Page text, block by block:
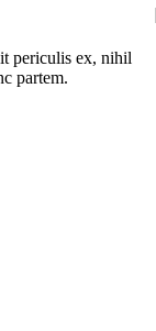
periculis ex, nihil
partem.